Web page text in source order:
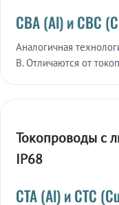
СВА (Al) и СВС
Аналогичная
В. Отличаются от
Токопроводы с
IP68
СТА (Al) и СТС